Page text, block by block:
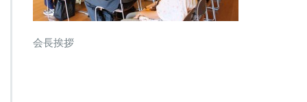
会長挨拶